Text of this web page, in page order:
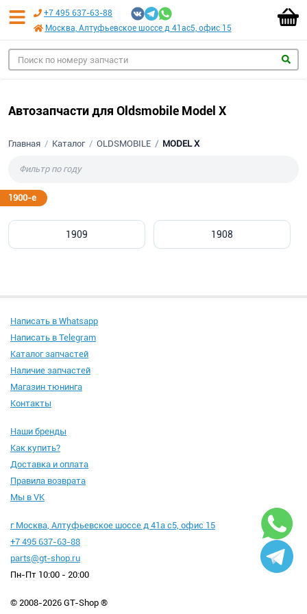
+7 495 637-63-88
Москва, Алтуфьевское шоссе д 41ас5, офис 15
Автозапчасти для Oldsmobile Model X
Главная Каталог OLDSMOBILE MODEL X
1900-е
1909 1908
Написать в Whatsapp
Написать в Telegram
Каталог запчастей
Наличие запчастей
Магазин тюнинга
Контакты
Наши бренды
Как купить?
Доставка и оплата
Правила возврата
Мы в VK
г Москва, Алтуфьевское шоссе д 41а с5, офис 15
+7 495 637-63-88
parts@gt-shop.ru
Пн-Пт 10:00 - 20:00
© 2008-2026 GT-Shop ®